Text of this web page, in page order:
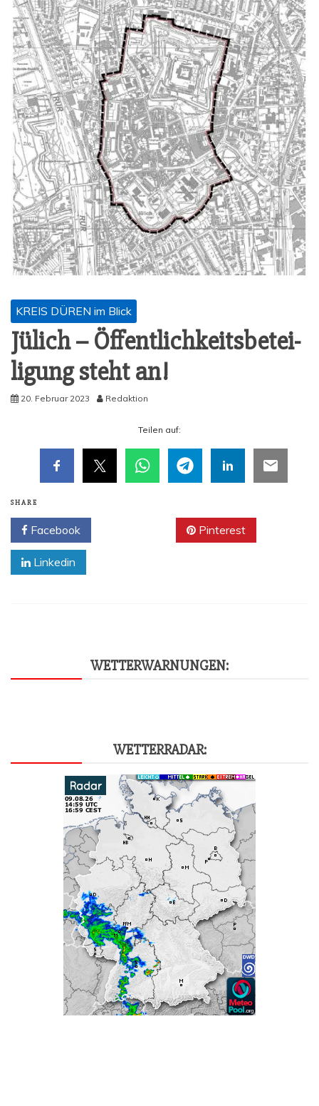
KREIS DÜREN im Blick
Jülich – Öffent­lich­keits­be­tei­
li­gung steht an!
20. Februar 2023 Redaktion
Tei­len auf:
SHARE
Facebook Pinterest
Linkedin
WET­TER­WAR­NUN­GEN:
WET­TER­RA­DAR: